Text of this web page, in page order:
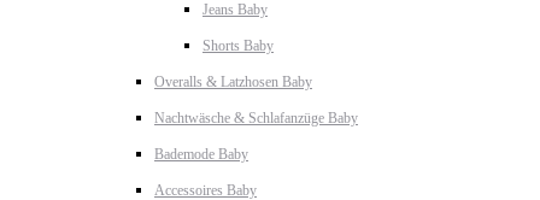
Jeans Baby
Shorts Baby
Overalls & Latzhosen Baby
Nachtwäsche & Schlafanzüge Baby
Bademode Baby
Accessoires Baby